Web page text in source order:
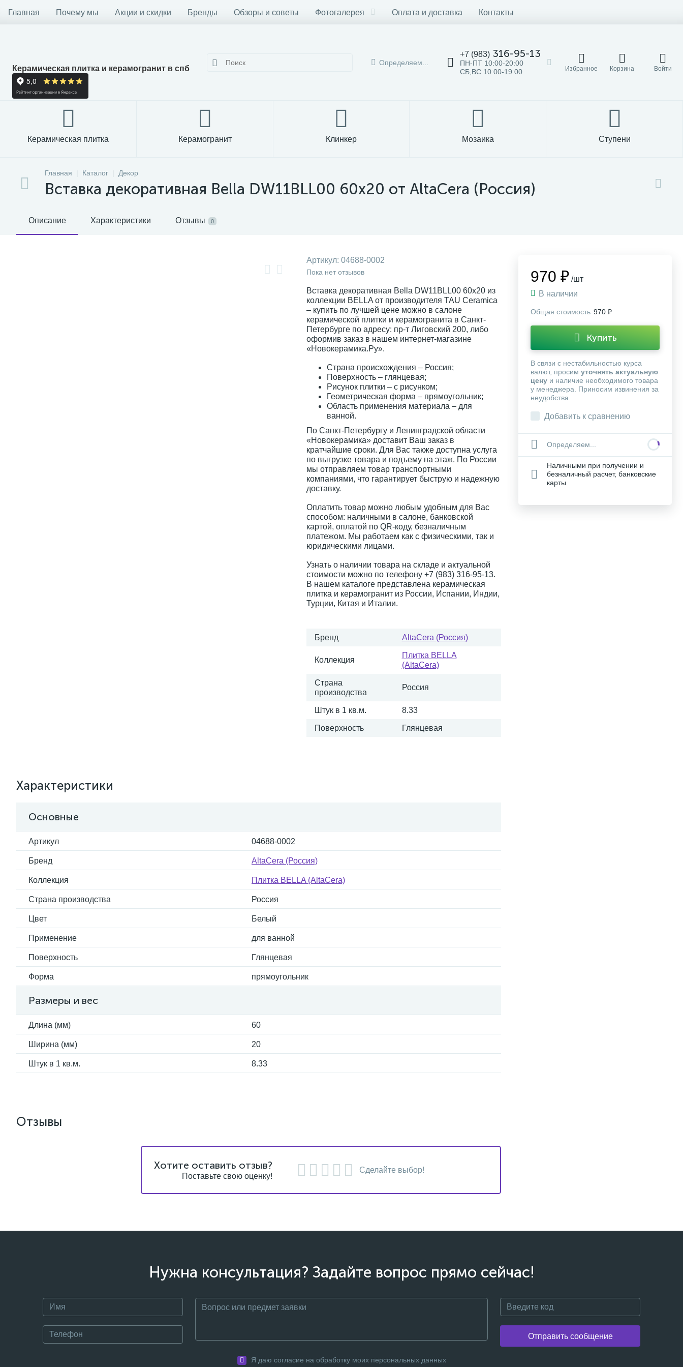
Главная Почему мы Акции и скидки Бренды Обзоры и советы Фотогалерея Оплата и доставка Контакты
Керамическая плитка и керамогранит в спб
Определяем...
+7 (983) 316-95-13
ПН-ПТ 10:00-20:00
СБ,ВС 10:00-19:00
Избранное Корзина Войти
Керамическая плитка Керамогранит Клинкер Мозаика Ступени
Главная Каталог Декор
Вставка декоративная Bella DW11BLL00 60x20 от AltaCera (Россия)
Описание Характеристики Отзывы 0
Артикул: 04688-0002
Пока нет отзывов
Вставка декоративная Bella DW11BLL00 60x20 из
коллекции BELLA от производителя TAU Ceramica
– купить по лучшей цене можно в салоне
керамической плитки и керамогранита в Санкт-
Петербурге по адресу: пр-т Лиговский 200, либо
оформив заказ в нашем интернет-магазине
«Новокерамика.Ру».
Страна происхождения – Россия;
Поверхность – глянцевая;
Рисунок плитки – с рисунком;
Геометрическая форма – прямоугольник;
Область применения материала – для
ванной.
По Санкт-Петербургу и Ленинградской области
«Новокерамика» доставит Ваш заказ в
кратчайшие сроки. Для Вас также доступна услуга
по выгрузке товара и подъему на этаж. По России
мы отправляем товар транспортными
компаниями, что гарантирует быструю и надежную
доставку.
Оплатить товар можно любым удобным для Вас
способом: наличными в салоне, банковской
картой, оплатой по QR-коду, безналичным
платежом. Мы работаем как с физическими, так и
юридическими лицами.
Узнать о наличии товара на складе и актуальной
стоимости можно по телефону +7 (983) 316-95-13.
В нашем каталоге представлена керамическая
плитка и керамогранит из России, Испании, Индии,
Турции, Китая и Италии.
Бренд AltaCera (Россия)
Коллекция
Плитка BELLA
(AltaCera)
Страна
производства
Россия
Штук в 1 кв.м. 8.33
Поверхность Глянцевая
Характеристики
Основные
Артикул 04688-0002
Бренд AltaCera (Россия)
Коллекция Плитка BELLA (AltaCera)
Страна производства Россия
Цвет Белый
Применение для ванной
Поверхность Глянцевая
Форма прямоугольник
Размеры и вес
Длина (мм) 60
Ширина (мм) 20
Штук в 1 кв.м. 8.33
970 ₽ /шт
В наличии
Общая стоимость 970 ₽
Купить
В связи с нестабильностью курса
валют, просим уточнять актуальную
цену и наличие необходимого товара
у менеджера. Приносим извинения за
неудобства.
Добавить к сравнению
Определяем...
Наличными при получении и
безналичный расчет, банковские
карты
Отзывы
Хотите оставить отзыв?
Поставьте свою оценку!
Сделайте выбор!
Нужна консультация? Задайте вопрос прямо сейчас!
Отправить сообщение
Я даю согласие на обработку моих персональных данных